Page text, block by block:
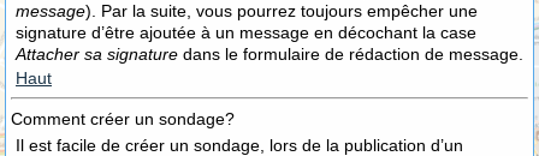
message). Par la suite, vous pourrez toujours empêcher une
signature d’être ajoutée à un message en décochant la case
Attacher sa signature dans le formulaire de rédaction de message.
Haut
Comment créer un sondage?
Il est facile de créer un sondage, lors de la publication d’un